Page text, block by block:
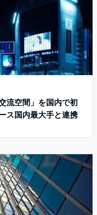
流空間」を国内で初
ス国内最大手と連携